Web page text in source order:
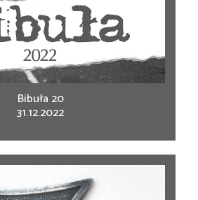
Bibuła 20
31.12.2022